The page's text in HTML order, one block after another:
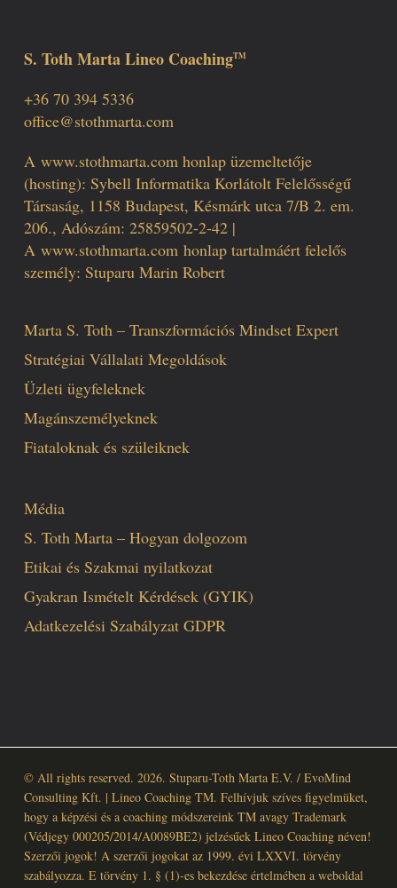
S. Toth Marta Lineo CoachingTM
+36 70 394 5336
office@stothmarta.com
A www.stothmarta.comhonlap üzemeltetője
(hosting): Sybell Informatika Korlátolt Felelősségű
Társaság, 1158 Budapest, Késmárk utca 7/B 2. em.
206., Adószám: 25859502-2-42 |
A www.stothmarta.comhonlap tartalmáért felelős
személy: Stuparu Marin Robert
Marta S. Toth – Transzformációs Mindset Expert
Stratégiai Vállalati Megoldások
Üzleti ügyfeleknek
Magánszemélyeknek
Fiataloknak és szüleiknek
Média
S. Toth Marta – Hogyan dolgozom
Etikai és Szakmai nyilatkozat
Gyakran Ismételt Kérdések (GYIK)
Adatkezelési Szabályzat GDPR
© All rights reserved. 2026. Stuparu-Toth Marta E.V. / EvoMind
Consulting Kft. | Lineo Coaching TM. Felhívjuk szíves figyelmüket,
hogy a képzési és a coaching módszereink TM avagy Trademark
(Védjegy 000205/2014/A0089BE2) jelzésűek Lineo Coaching néven!
Szerzői jogok! A szerzői jogokat az 1999. évi LXXVI. törvény
szabályozza. E törvény 1. § (1)-es bekezdése értelmében a weboldal